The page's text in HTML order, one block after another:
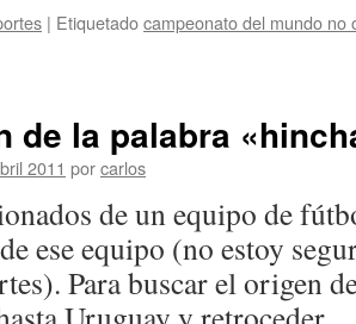
| Etiquetadocampeonato del mundo no
de la palabra
2011 porcarlos
de un equipo de
ese equipo (no estoy
Para buscar el origen